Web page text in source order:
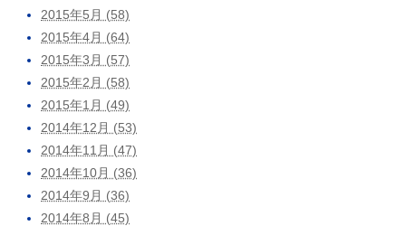
2015年5月 (58)
2015年4月 (64)
2015年3月 (57)
2015年2月 (58)
2015年1月 (49)
2014年12月 (53)
2014年11月 (47)
2014年10月 (36)
2014年9月 (36)
2014年8月 (45)